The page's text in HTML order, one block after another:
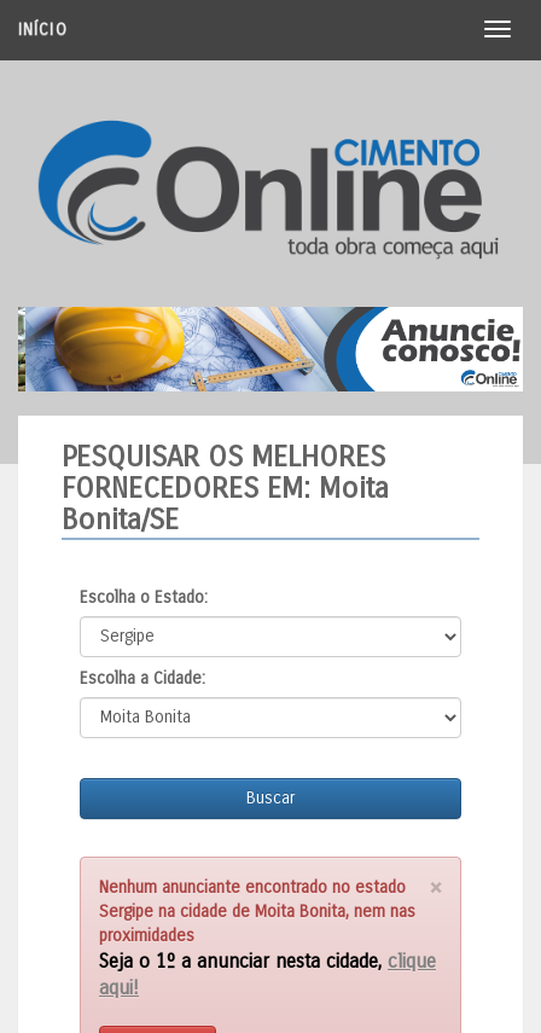
INÍCIO
PESQUISAR OS MELHORES
FORNECEDORES EM: Moita
Bonita/SE
Escolha o Estado:
Escolha a Cidade:
Buscar
×
Nenhum anunciante encontrado no estado
Sergipe na cidade de Moita Bonita, nem nas
proximidades
Seja o 1º a anunciar nesta cidade, clique
aqui!